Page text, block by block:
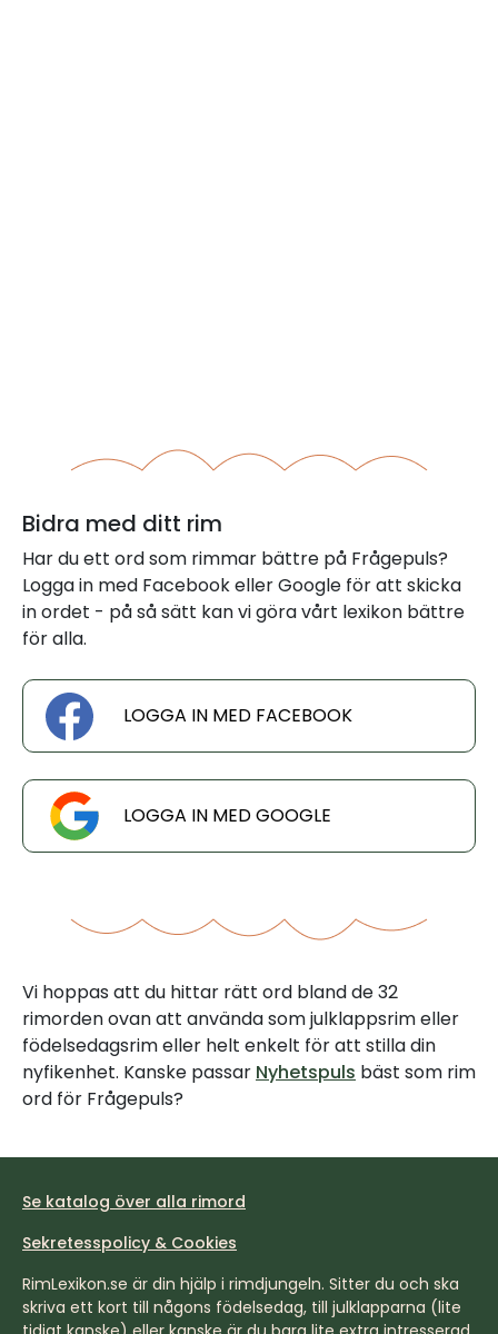
Bidra med ditt rim
Har du ett ord som rimmar bättre på Frågepuls?
Logga in med Facebook eller Google för att skicka
in ordet - på så sätt kan vi göra vårt lexikon bättre
för alla.
LOGGA IN MED FACEBOOK
LOGGA IN MED GOOGLE
Vi hoppas att du hittar rätt ord bland de 32
rimorden ovan att använda som julklappsrim eller
födelsedagsrim eller helt enkelt för att stilla din
nyfikenhet. Kanske passar Nyhetspuls bäst som rim
ord för Frågepuls?
Se katalog över alla rimord
Sekretesspolicy & Cookies
RimLexikon.se är din hjälp i rimdjungeln. Sitter du och ska
skriva ett kort till någons födelsedag, till julklapparna (lite